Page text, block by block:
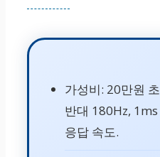
가성비: 20만원 초
반대 180Hz, 1ms
응답 속도.